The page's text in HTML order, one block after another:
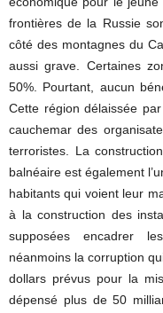
frontières de la Russie
côté des montagnes du
aussi grave. Certaines
50%. Pourtant, aucun
Cette région délaissée
cauchemar des
terroristes. La
balnéaire est également
habitants qui voient leur
à la construction des
supposées encadrer
néanmoins la corruption
dollars prévus pour la
dépensé plus de 50